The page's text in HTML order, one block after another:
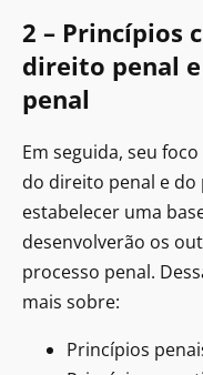
2 – Princípios
direito penal
penal
Em seguida, seu
do direito penal e do
estabelecer uma
desenvolverão os
processo penal.
mais sobre:
Princípios